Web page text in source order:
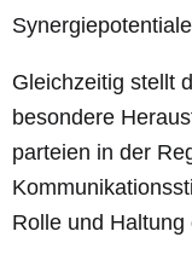
Gleichzeitig stellt
besondere
parteien in der
Rolle und